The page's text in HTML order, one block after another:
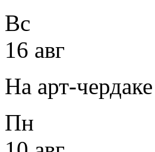
Вс
16 авг
На арт-чердаке
Пн